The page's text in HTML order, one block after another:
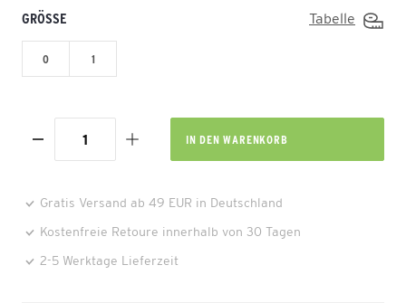
GRÖSSE Tabelle
0 1
IN DEN WARENKORB
Gratis Versand ab 49 EUR in Deutschland
Kostenfreie Retoure innerhalb von 30 Tagen
2-5 Werktage Lieferzeit